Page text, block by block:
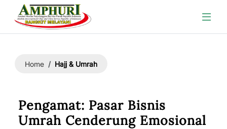
Home Hajj & Umrah
Pengamat: Pasar Bisnis
Umrah Cenderung Emosional